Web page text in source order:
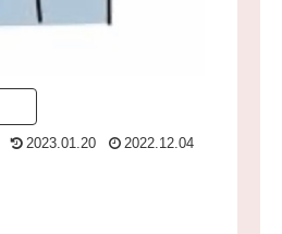
2023.01.20 2022.12.04